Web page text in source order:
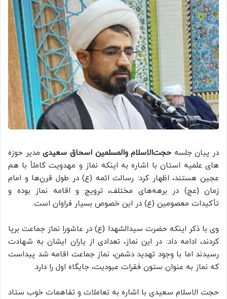
در پیان جلسه حجت‌الاسلام والمسلمین اسحاق سعیدیمدیر حوزه
های علمیه استان با اشاره به اینکه نماز و مهدویت کاملاً با هم
عجین هستند، اظهار کرد: رسالت ائمه (ع) در طول قرن‌ها و امام
زمان (عج) در برهه‌های مختلف، ترویج و اقامه نماز بوده و
تأکیدات معصومین (ع) در این خصوص بسیار فراوان است.
وی با ذکر اینکه حضرت سیدالشهدا (ع) در عاشورا نماز جماعت برپا
کردند، ادامه داد: در این نماز، تعدادی از یاران ایشان به شهادت
رسیدند اما با وجود تهدید دشمن، نماز جماعت اقامه شد پیداست
که نماز به عنوان ستون فقرات عبودیت، جایگاه اول را دارد.
حجت الاسلام سعیدی با اشاره به تعاملات و تفاهمات خوب ستاد